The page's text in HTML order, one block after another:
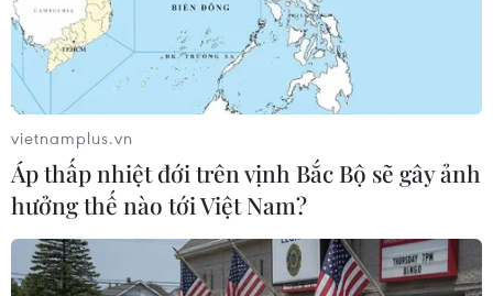
Khởi động RE:ACT: Thử thách thanh
niên đổi mới sáng tạo vì cộng đồng
bền vững
07/08/2026 10:33
Hạ tầng AI - động lực tăng trưởng
mới của Đông Nam Á
07/08/2026 10:19
vietnamplus.vn
Áp thấp nhiệt đới trên vịnh Bắc Bộ sẽ gây ảnh
hưởng thế nào tới Việt Nam?